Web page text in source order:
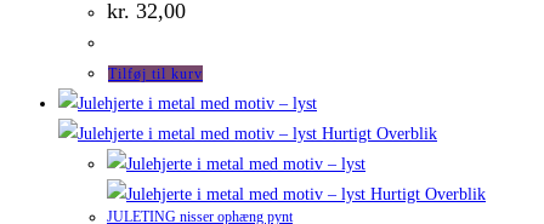
kr. 32,00
Tilføj til kurv
Hurtigt Overblik
Hurtigt Overblik
JULETING nisser ophæng pynt